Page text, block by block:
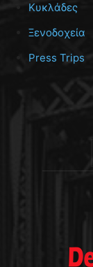
Κυκλάδες
Ξενοδοχεία
Press Trips